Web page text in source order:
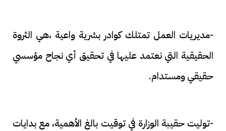
-مديريات العمل تمتلك كوادر بشرية واعية ،هي الثروة
الحقيقية التي نعتمد عليها في تحقيق أي نجاح مؤسسي
حقيقي ومستدام.
-توليت حقيبة الوزارة في توقيت بالغ الأهمية، مع بدايات